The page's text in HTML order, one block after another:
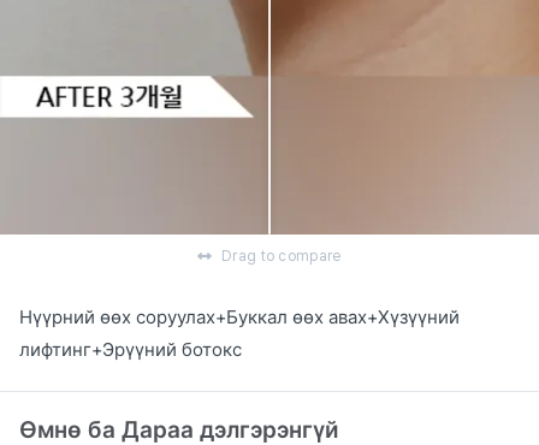
Drag to compare
Нүүрний өөх соруулах+Буккал өөх авах+Хүзүүний
лифтинг+Эрүүний ботокс
Өмнө ба Дараа дэлгэрэнгүй